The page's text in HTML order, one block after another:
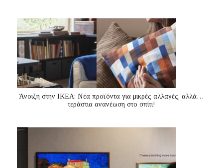
Άνοιξη στην ΙΚΕΑ: Νέα προϊόντα για μικρές αλλαγές, αλλά…
τεράστια ανανέωση στο σπίτι!